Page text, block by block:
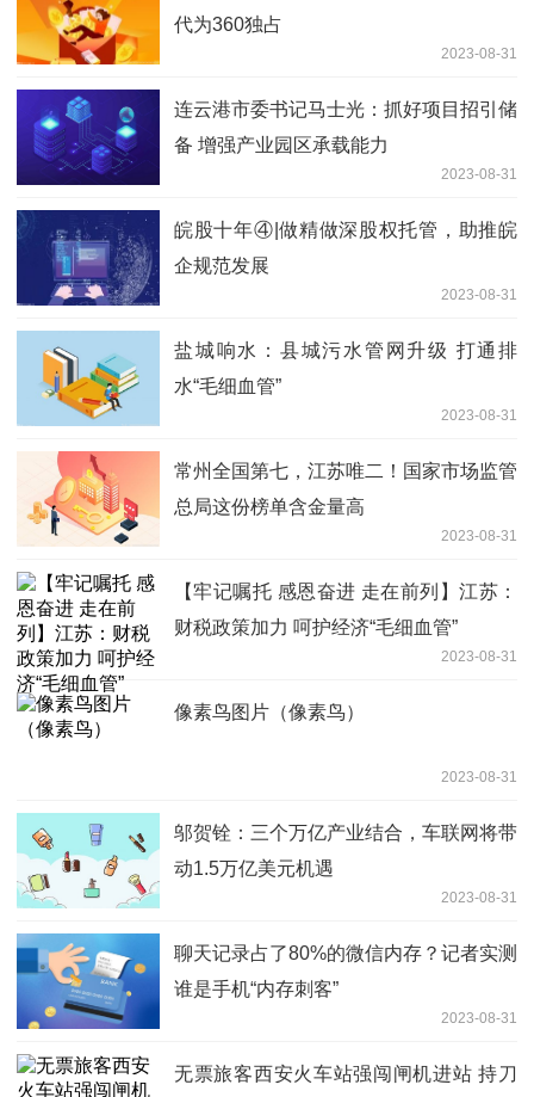
代为360独占
2023-08-31
连云港市委书记马士光：抓好项目招引储
备 增强产业园区承载能力
2023-08-31
皖股十年④|做精做深股权托管，助推皖
企规范发展
2023-08-31
盐城响水：县城污水管网升级 打通排
水“毛细血管”
2023-08-31
常州全国第七，江苏唯二！国家市场监管
总局这份榜单含金量高
2023-08-31
【牢记嘱托 感恩奋进 走在前列】江苏：
财税政策加力 呵护经济“毛细血管”
2023-08-31
像素鸟图片（像素鸟）
2023-08-31
邬贺铨：三个万亿产业结合，车联网将带
动1.5万亿美元机遇
2023-08-31
聊天记录占了80%的微信内存？记者实测
谁是手机“内存刺客”
2023-08-31
无票旅客西安火车站强闯闸机进站 持刀